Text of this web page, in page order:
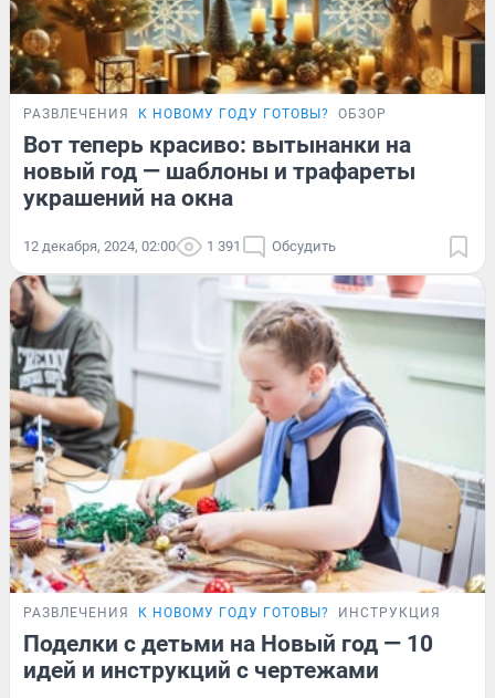
РАЗВЛЕЧЕНИЯ К НОВОМУ ГОДУ ГОТОВЫ? ОБЗОР
Вот теперь красиво: вытынанки на
новый год — шаблоны и трафареты
украшений на окна
12 декабря, 2024, 02:00 1 391 Обсудить
РАЗВЛЕЧЕНИЯ К НОВОМУ ГОДУ ГОТОВЫ? ИНСТРУКЦИЯ
Поделки с детьми на Новый год — 10
идей и инструкций с чертежами